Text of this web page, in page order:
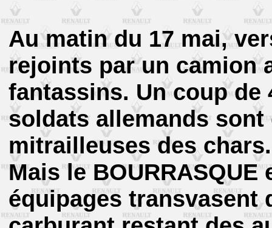
Au matin du 17 mai,
rejoints par un camion
fantassins. Un coup
soldats allemands
mitrailleuses des chars.
Mais le
équipages transvasent